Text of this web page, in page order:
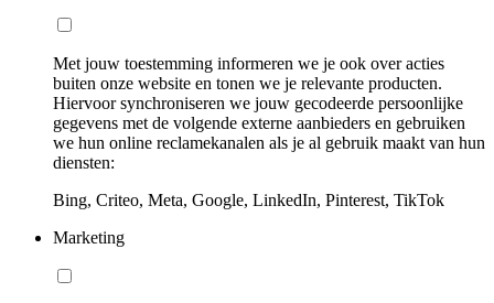
Met jouw toestemming informeren we je ook over acties
buiten onze website en tonen we je relevante producten.
Hiervoor synchroniseren we jouw gecodeerde persoonlijke
gegevens met de volgende externe aanbieders en gebruiken
we hun online reclamekanalen als je al gebruik maakt van hun
diensten:
Bing, Criteo, Meta, Google, LinkedIn, Pinterest, TikTok
Marketing